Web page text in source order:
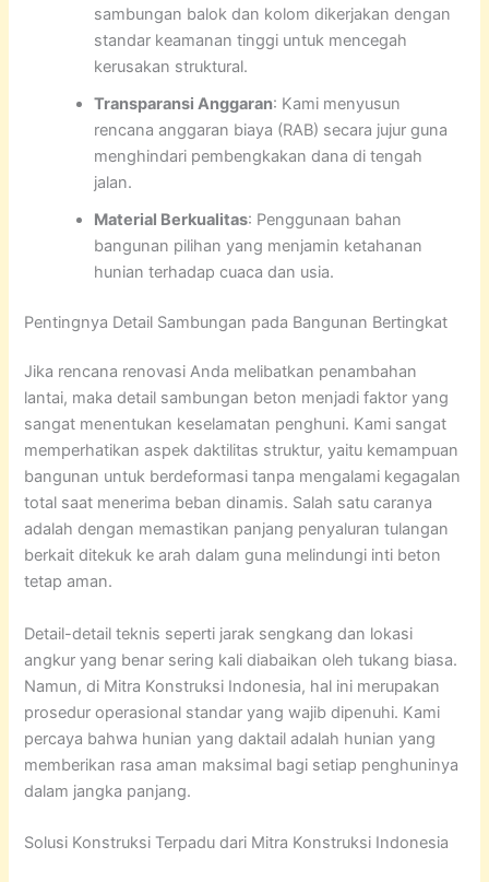
sambungan balok dan kolom dikerjakan dengan
standar keamanan tinggi untuk mencegah
kerusakan struktural.
Transparansi Anggaran: Kami menyusun
rencana anggaran biaya (RAB) secara jujur guna
menghindari pembengkakan dana di tengah
jalan.
Material Berkualitas: Penggunaan bahan
bangunan pilihan yang menjamin ketahanan
hunian terhadap cuaca dan usia.
Pentingnya Detail Sambungan pada Bangunan Bertingkat
Jika rencana renovasi Anda melibatkan penambahan
lantai, maka detail sambungan beton menjadi faktor yang
sangat menentukan keselamatan penghuni. Kami sangat
memperhatikan aspek daktilitas struktur, yaitu kemampuan
bangunan untuk berdeformasi tanpa mengalami kegagalan
total saat menerima beban dinamis. Salah satu caranya
adalah dengan memastikan panjang penyaluran tulangan
berkait ditekuk ke arah dalam guna melindungi inti beton
tetap aman.
Detail-detail teknis seperti jarak sengkang dan lokasi
angkur yang benar sering kali diabaikan oleh tukang biasa.
Namun, di Mitra Konstruksi Indonesia, hal ini merupakan
prosedur operasional standar yang wajib dipenuhi. Kami
percaya bahwa hunian yang daktail adalah hunian yang
memberikan rasa aman maksimal bagi setiap penghuninya
dalam jangka panjang.
Solusi Konstruksi Terpadu dari Mitra Konstruksi Indonesia